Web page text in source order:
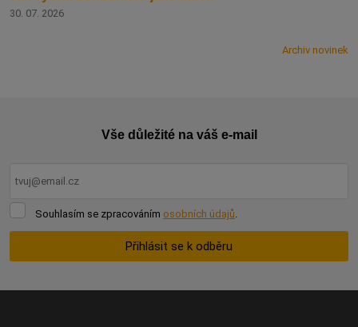
30. 07. 2026
Archiv novinek
Vše důležité na váš e-mail
Souhlasím
Souhlasím se zpracováním osobních údajů
Přihlásit se k odběru